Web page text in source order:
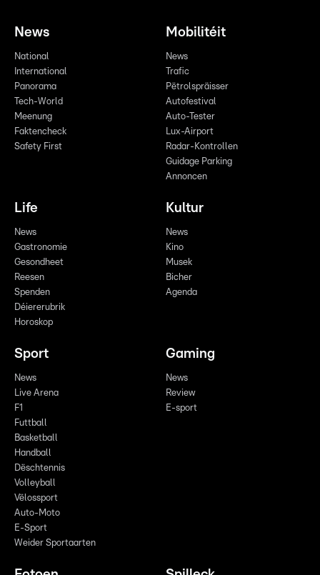
News
National
International
Panorama
Tech-World
Meenung
Faktencheck
Safety First
Mobilitéit
News
Trafic
Pëtrolspräisser
Autofestival
Auto-Tester
Lux-Airport
Radar-Kontrollen
Guidage Parking
Annoncen
Life
News
Gastronomie
Gesondheet
Reesen
Spenden
Déiererubrik
Horoskop
Kultur
News
Kino
Musek
Bicher
Agenda
Sport
News
Live Arena
F1
Futtball
Basketball
Handball
Dëschtennis
Volleyball
Vëlossport
Auto-Moto
E-Sport
Weider Sportaarten
Gaming
News
Review
E-sport